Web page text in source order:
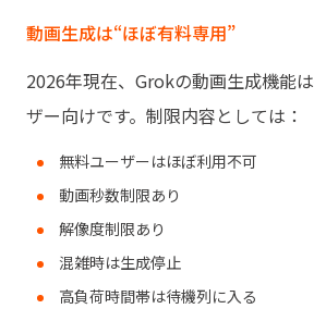
動画生成は“ほぼ有料専用”
2026年現在、Grokの動画生成機能
ザー向けです。制限内容としては：
無料ユーザーはほぼ利用不可
動画秒数制限あり
解像度制限あり
混雑時は生成停止
高負荷時間帯は待機列に入る